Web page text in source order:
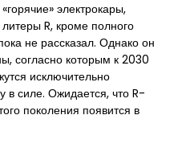
электрокары,
R, кроме полного
не рассказал. Однако он
согласно которым к 2030
исключительно
силе. Ожидается, что R-
поколения появится в